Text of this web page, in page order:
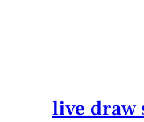
live draw